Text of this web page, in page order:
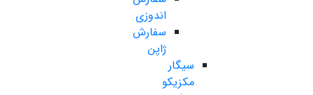
اندوزی
سفارش
ژاپن
سیگار
مکزیکو